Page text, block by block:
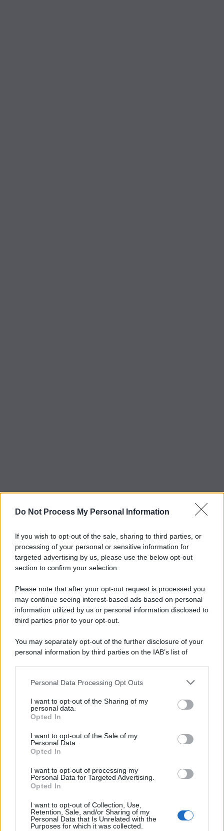
Do Not Process My Personal Information
If you wish to opt-out of the sale, sharing to third parties, or
processing of your personal or sensitive information for
targeted advertising by us, please use the below opt-out
section to confirm your selection.
Please note that after your opt-out request is processed you
may continue seeing interest-based ads based on personal
information utilized by us or personal information disclosed to
third parties prior to your opt-out.
You may separately opt-out of the further disclosure of your
personal information by third parties on the IAB’s list of
This information may also be disclosed by us to third parties
disclose it to other third parties.
Personal Data Processing Opt Outs
I want to opt-out of the Sharing of my
personal data.
Opted In
I want to opt-out of the Sale of my
Personal Data.
Opted In
I want to opt-out of processing my
Personal Data for Targeted Advertising.
Opted In
I want to opt-out of Collection, Use,
Retention, Sale, and/or Sharing of my
Personal Data that Is Unrelated with the
Purposes for which it was collected.